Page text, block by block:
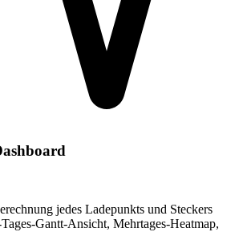
jedes Ladepunkts und Steckers
Gantt-Ansicht, Mehrtages-Heatmap,